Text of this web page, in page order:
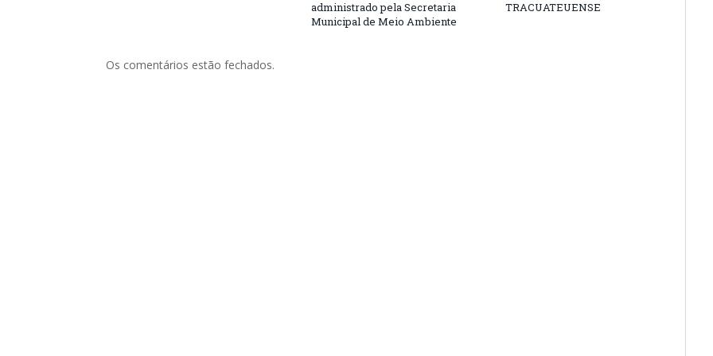
administrado pela Secretaria
Municipal de Meio Ambiente
TRACUATEUENSE
Os comentários estão fechados.